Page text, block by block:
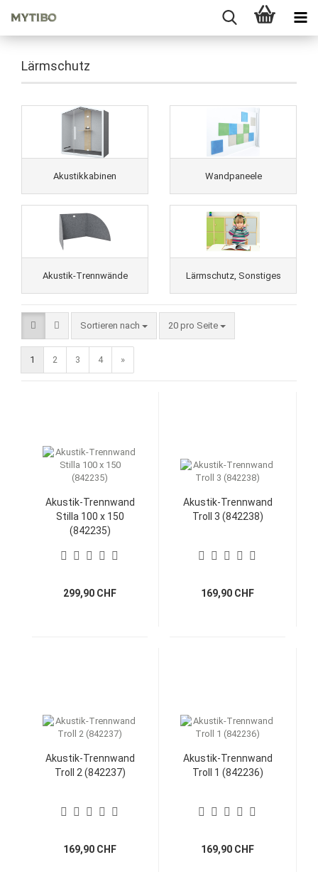
Lärmschutz
Akustikkabinen Wandpaneele
Akustik-Trennwände Lärmschutz, Sonstiges
Sortieren nach
Sortieren nach 20 pro Seite
pro Seite
1 2 3 4 »
Akustik-Trennwand
Stilla 100 x 150
(842235)
299,90 CHF
Akustik-Trennwand
Troll 3 (842238)
169,90 CHF
Akustik-Trennwand
Troll 2 (842237)
169,90 CHF
Akustik-Trennwand
Troll 1 (842236)
169,90 CHF